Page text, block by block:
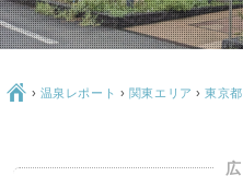
Ç › 温泉レポート › 関東エリア ›東京都